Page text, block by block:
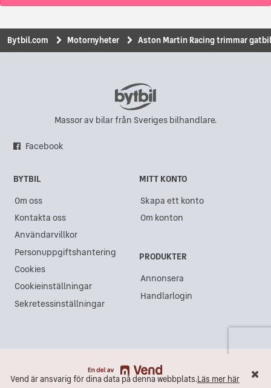
Vend är ansvarig för dina data på denna webbplats.Läs mer här
Bytbil.com Motornyheter Aston Martin Racing trimmar
Massor av bilar från Sveriges bilhandlare.
Facebook
BYTBIL
Om oss
Kontakta oss
Användarvillkor
Personuppgiftshantering
Cookies
Cookieinställningar
Sekretessinställningar
MITT KONTO
Skapa ett konto
Om konton
PRODUKTER
Annonsera
Handlarlogin
Vend är ansvarig för dina data på denna webbplats.Läs mer här